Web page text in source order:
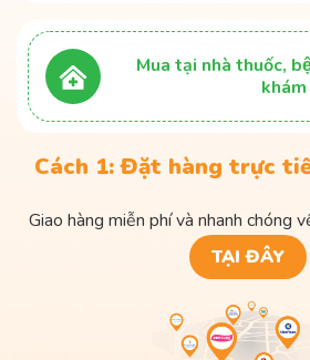
Mua tại nhà thuốc,
khám
Cách 1: Đặt hàng trực
Giao hàng miễn phí và nhanh chóng
TẠI ĐÂY